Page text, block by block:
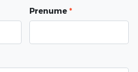
Prenume *